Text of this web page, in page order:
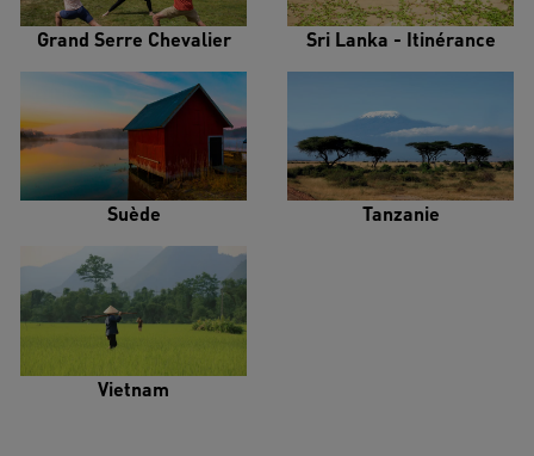
Grand Serre Chevalier Sri Lanka - Itinérance
Suède Tanzanie
Vietnam